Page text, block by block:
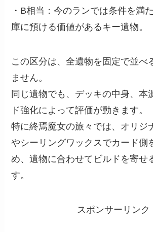
・B相当：今のランでは条件を満
庫に預ける価値があるキー遺物。
この区分は、全遺物を固定で並べ
ません。
同じ遺物でも、デッキの中身、本
ド強化によって評価が動きます。
特に終焉魔女の旅々では、オリジ
やシーリングワックスでカード側
め、遺物に合わせてビルドを寄せ
す。
スポンサーリンク